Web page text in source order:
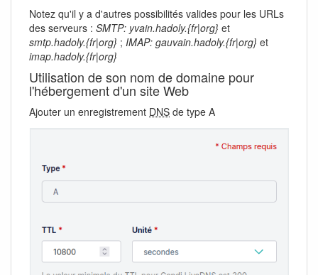
Notez qu'il y a d'autres possibilités valides pour les URLs
des serveurs : SMTP: yvain.hadoly.{fr|org} et
smtp.hadoly.{fr|org} ; IMAP: gauvain.hadoly.{fr|org} et
imap.hadoly.{fr|org}
Utilisation de son nom de domaine pour
l'hébergement d'un site Web
Ajouter un enregistrement DNS de type A